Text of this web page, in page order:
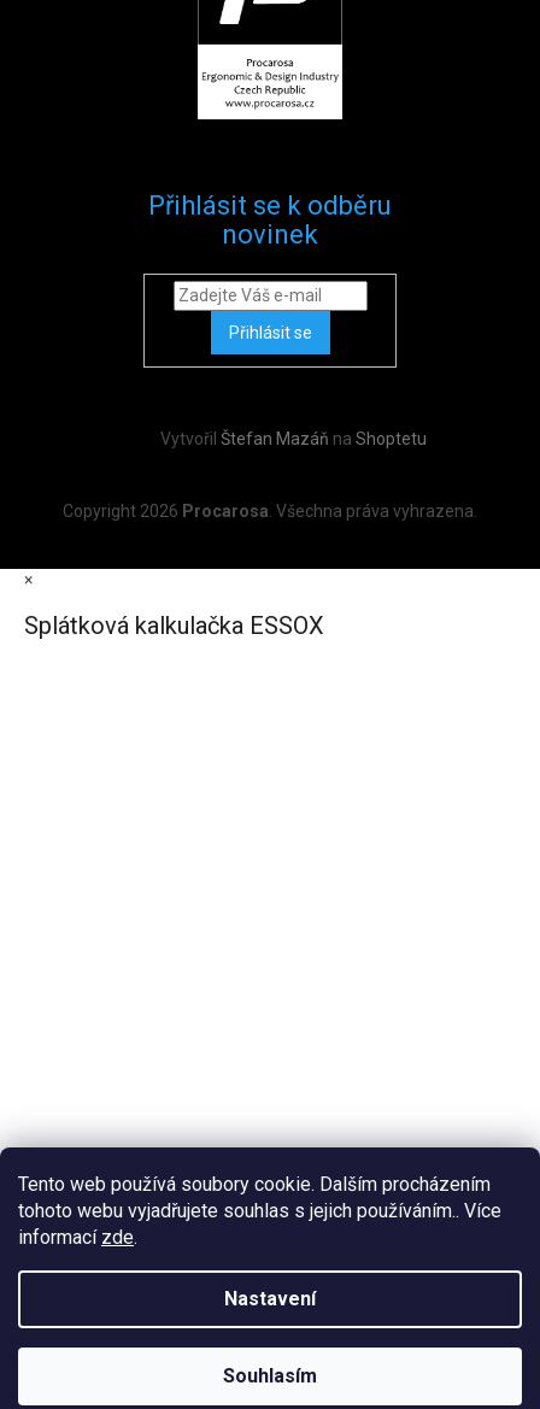
Tento web používá soubory cookie. Dalším procházením
tohoto webu vyjadřujete souhlas s jejich používáním.. Více
informací zde.
Nastavení
Souhlasím
Přihlásit se k odběru
novinek
Přihlásit se
Vytvořil Štefan Mazáň na Shoptetu
Copyright 2026 Procarosa . Všechna práva vyhrazena.
×
Splátková kalkulačka ESSOX